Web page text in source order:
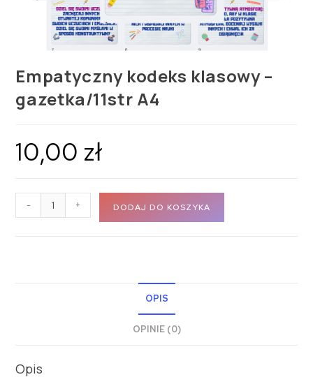
Empatyczny kodeks klasowy –
gazetka/11str A4
10,00 zł
- + DODAJ DO KOSZYKA
OPIS
OPINIE (0)
Opis